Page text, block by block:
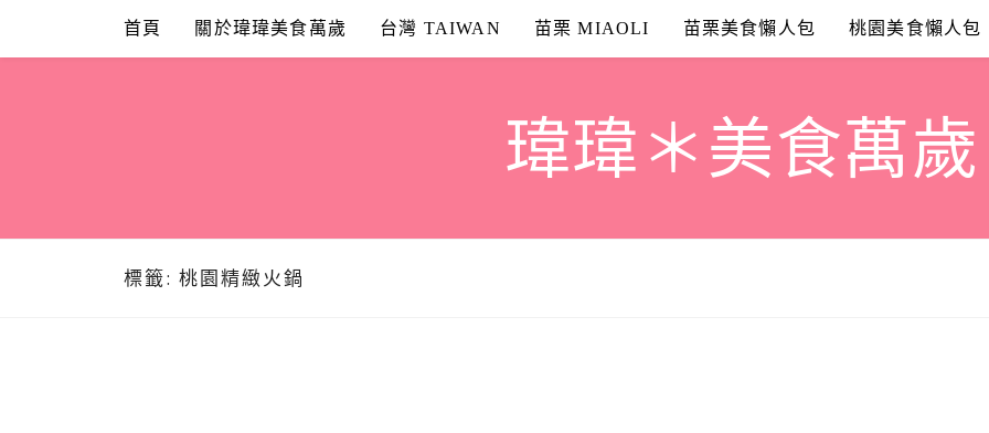
content
首頁 關於瑋瑋美食萬歲 台灣 TAIWAN 苗栗 MIAOLI 苗栗美食懶人包 桃園美食懶人包
瑋瑋＊美食萬歲
標籤: 桃園精緻火鍋